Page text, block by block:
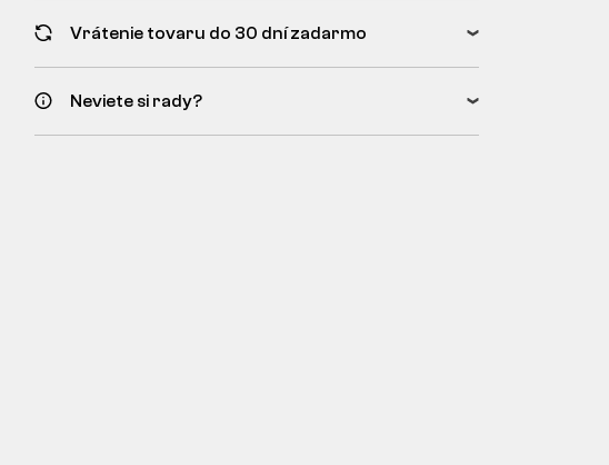
Vrátenie tovaru do 30 dní zadarmo
Neviete si rady?